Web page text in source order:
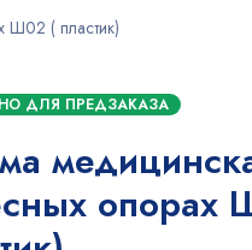
Ш02 ( пластик)
ДЛЯ ПРЕДЗАКАЗА
опорах